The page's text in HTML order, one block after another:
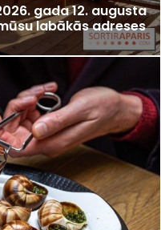
gada 12. augusta
labākās adreses